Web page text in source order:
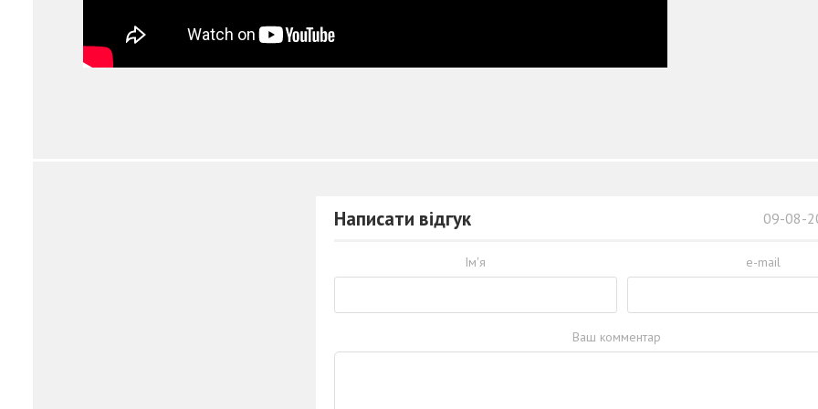
Написати відгук 09-08-
Ім'я e-mail
Ваш комментар